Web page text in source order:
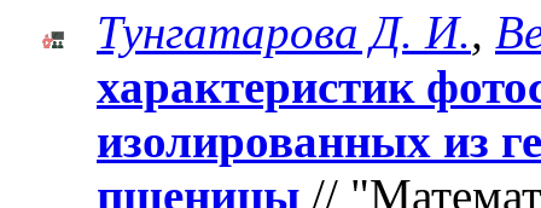
Тунгатарова Д. И.,
характеристик
изолированных из
пшеницы //